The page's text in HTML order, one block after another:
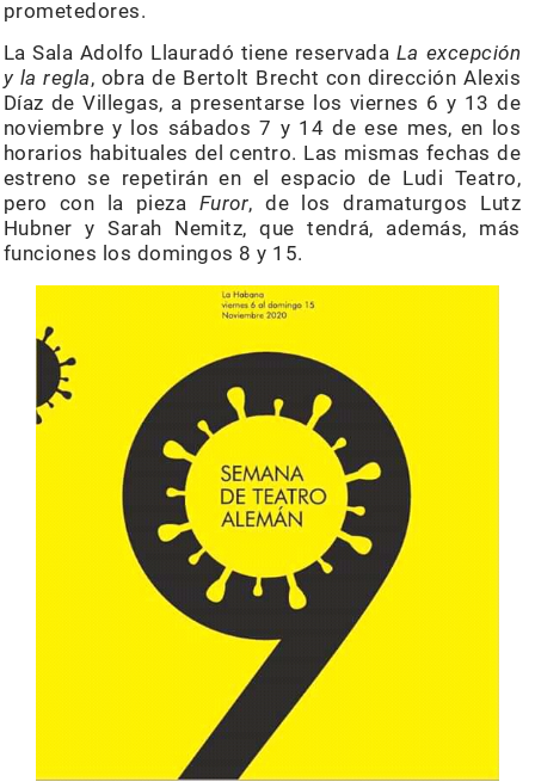
prometedores.
La Sala Adolfo Llauradó tiene reservada La excepción
y la regla, obra de Bertolt Brecht con dirección Alexis
Díaz de Villegas, a presentarse los viernes 6 y 13 de
noviembre y los sábados 7 y 14 de ese mes, en los
horarios habituales del centro. Las mismas fechas de
estreno se repetirán en el espacio de Ludi Teatro,
pero con la pieza Furor, de los dramaturgos Lutz
Hubner y Sarah Nemitz, que tendrá, además, más
funciones los domingos 8 y 15.